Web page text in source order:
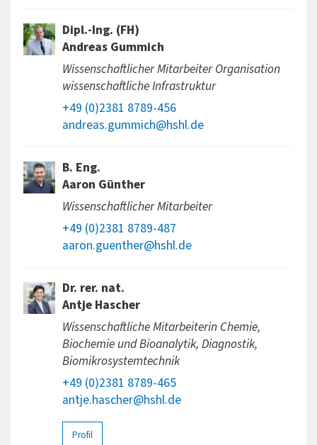
Dipl.-Ing. (FH)
Andreas Gummich
Wissenschaftlicher Mitarbeiter Organisation
wissenschaftliche Infrastruktur
+49 (0)2381 8789-456
andreas.gummich@hshl.de
B. Eng.
Aaron Günther
Wissenschaftlicher Mitarbeiter
+49 (0)2381 8789-487
aaron.guenther@hshl.de
Dr. rer. nat.
Antje Hascher
Wissenschaftliche Mitarbeiterin Chemie,
Biochemie und Bioanalytik, Diagnostik,
Biomikrosystemtechnik
+49 (0)2381 8789-465
antje.hascher@hshl.de
Profil